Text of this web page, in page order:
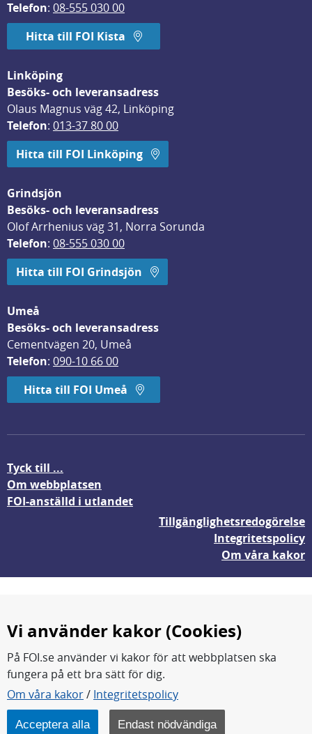
Telefon: 08-555 030 00
Hitta till FOI Kista
Linköping
Besöks- och leveransadress
Olaus Magnus väg 42, Linköping
Telefon: 013-37 80 00
Hitta till FOI Linköping
Grindsjön
Besöks- och leveransadress
Olof Arrhenius väg 31, Norra Sorunda
Telefon: 08-555 030 00
Hitta till FOI Grindsjön
Umeå
Besöks- och leveransadress
Cementvägen 20, Umeå
Telefon: 090-10 66 00
Hitta till FOI Umeå
Tyck till ...
Om webbplatsen
FOI-anställd i utlandet
Tillgänglighetsredogörelse
Integritetspolicy
Om våra kakor
FOI forskar för en säkrare värld.
FOI:s kärnverksamhet är forskning, metod- och
teknikutveckling samt analyser och studier.
Vi använder kakor (Cookies)
På FOI.se använder vi kakor för att webbplatsen ska
fungera på ett bra sätt för dig.
Om våra kakor/ Integritetspolicy
Acceptera alla Endast nödvändiga